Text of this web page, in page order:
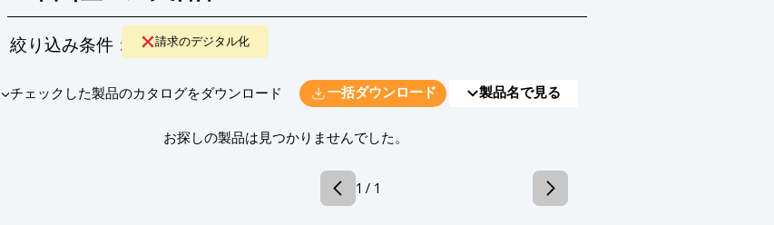
絞り込み条件： 請求のデジタル化
​▼チェックした製品のカタログをダウンロード 一括ダウンロード 製品名で見る
​お探しの製品は見つかりませんでした。
1 / 1